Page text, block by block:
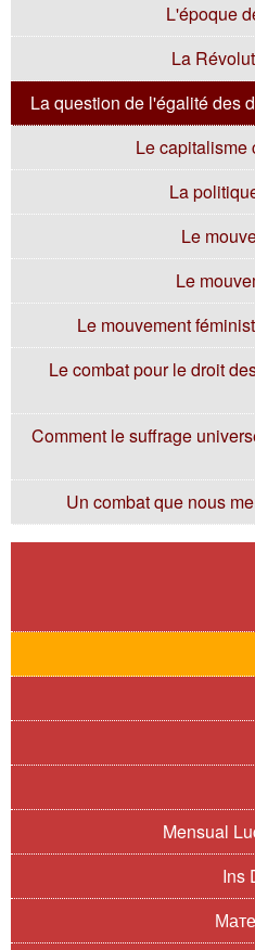
L'époque
La
La question de l'égalité des
Le capitalisme
La
Le
Le
Le mouvement
Le combat pour le droit
Comment le suffrage
Un combat que nous